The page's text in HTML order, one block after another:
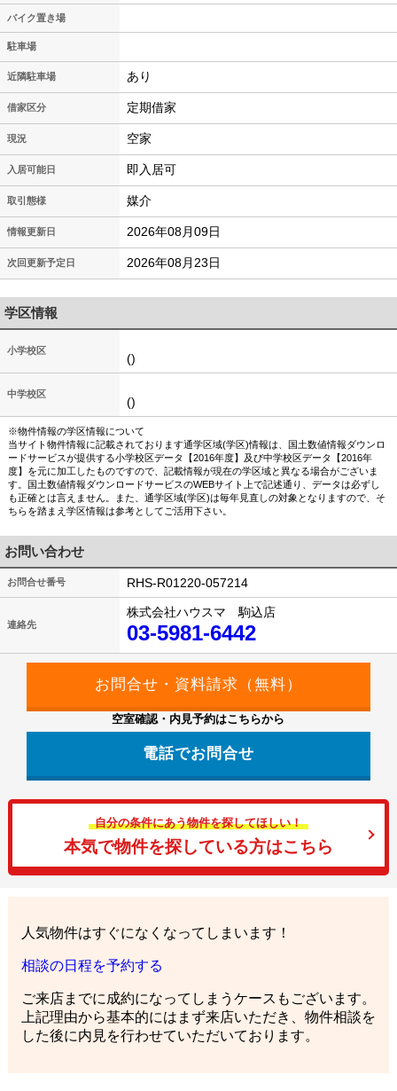
バイク置き場
駐車場
近隣駐車場 あり
借家区分 定期借家
現況 空家
入居可能日 即入居可
取引態様 媒介
情報更新日 2026年08月09日
次回更新予定日 2026年08月23日
学区情報
小学校区
()
中学校区
()
※物件情報の学区情報について
当サイト物件情報に記載されております通学区域(学区)情報は、国土数値情報ダウンロ
ードサービスが提供する小学校区データ【2016年度】及び中学校区データ【2016年
度】を元に加工したものですので、記載情報が現在の学区域と異なる場合がございま
す。国土数値情報ダウンロードサービスのWEBサイト上で記述通り、データは必ずし
も正確とは言えません。また、通学区域(学区)は毎年見直しの対象となりますので、そ
ちらを踏まえ学区情報は参考としてご活用下さい。
お問い合わせ
お問合せ番号 RHS-R01220-057214
連絡先
株式会社ハウスマ 駒込店
03-5981-6442
空室確認・内見予約はこちらから
電話でお問合せ
自分の条件にあう物件を探してほしい！
本気で物件を探している方はこちら
人気物件はすぐになくなってしまいます！
相談の日程を予約する
ご来店までに成約になってしまうケースもございます。
上記理由から基本的にはまず来店いただき、物件相談を
した後に内見を行わせていただいております。